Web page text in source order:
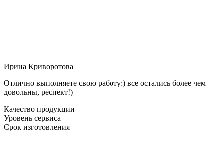
Ирина Криворотова
Отлично выполняете свою работу:) все остались более чем
довольны, респект!)
Качество продукции
Уровень сервиса
Срок изготовления